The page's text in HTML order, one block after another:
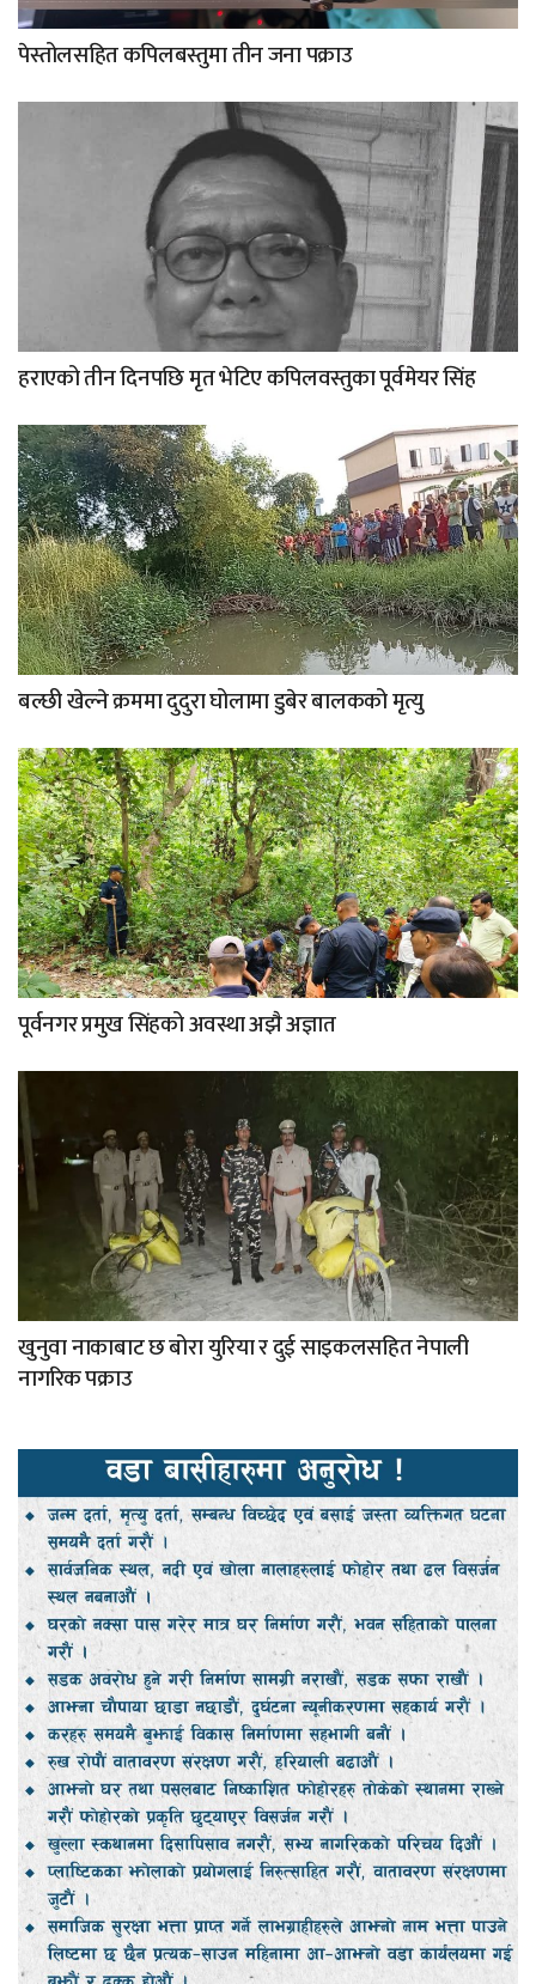
पेस्तोलसहित कपिलबस्तुमा तीन जना पक्राउ
हराएको तीन दिनपछि मृत भेटिए कपिलवस्तुका पूर्वमेयर सिंह
बल्छी खेल्ने क्रममा दुदुरा घोलामा डुबेर बालकको मृत्यु
पूर्वनगर प्रमुख सिंहको अवस्था अझै अज्ञात
खुनुवा नाकाबाट छ बोरा युरिया र दुई साइकलसहित नेपाली
नागरिक पक्राउ